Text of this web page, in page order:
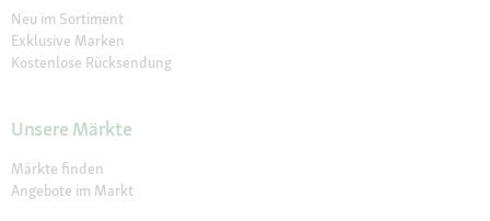
Neu im Sortiment
Exklusive Marken
Kostenlose Rücksendung
Unsere Märkte
Märkte finden
Angebote im Markt